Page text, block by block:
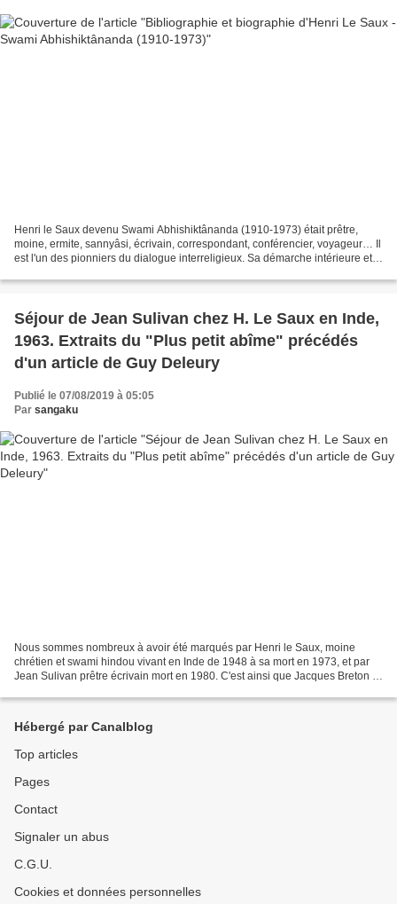
Henri le Saux devenu Swami Abhishiktânanda (1910-1973) était prêtre,
moine, ermite, sannyâsi, écrivain, correspondant, conférencier, voyageur… Il
est l'un des pionniers du dialogue interreligieux. Sa démarche intérieure et
Séjour de Jean Sulivan chez H. Le Saux en Inde,
1963. Extraits du "Plus petit abîme" précédés
d'un article de Guy Deleury
Publié le 07/08/2019 à 05:05
Par sangaku
Nous sommes nombreux à avoir été marqués par Henri le Saux, moine
chrétien et swami hindou vivant en Inde de 1948 à sa mort en 1973, et par
Jean Sulivan prêtre écrivain mort en 1980. C'est ainsi que Jacques Breton a
Hébergé par Canalblog
Top articles
Pages
Contact
Signaler un abus
C.G.U.
Cookies et données personnelles